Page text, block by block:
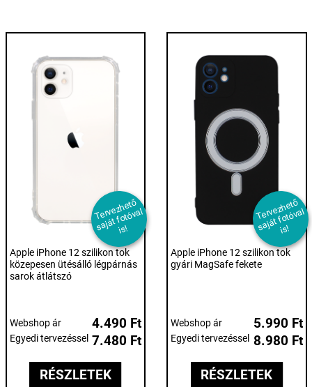
T
er
v
e
z
h
et
ő
s
aj
át f
ot
ó
v
al
i
s!
Apple iPhone 12 szilikon tok
közepesen ütésálló légpárnás
sarok átlátszó
Webshop ár 4.490 Ft
Egyedi tervezéssel 7.480 Ft
RÉSZLETEK
T
er
v
e
z
h
et
ő
s
aj
át f
ot
ó
v
al
i
s!
Apple iPhone 12 szilikon tok
gyári MagSafe fekete
Webshop ár 5.990 Ft
Egyedi tervezéssel 8.980 Ft
RÉSZLETEK